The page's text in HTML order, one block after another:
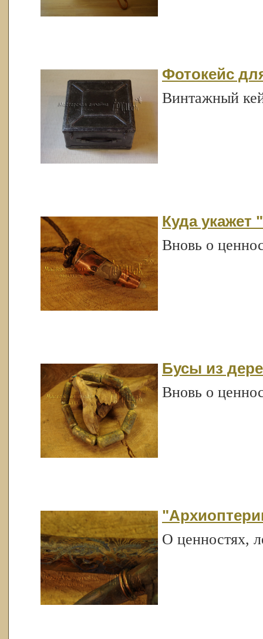
Фотокейс
Винтажный
Куда укажет
Вновь о
Бусы из
Вновь о
О ценностях,